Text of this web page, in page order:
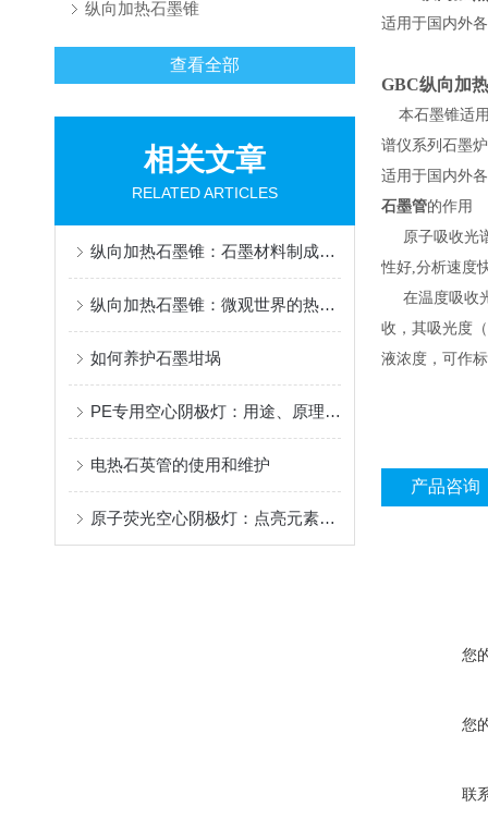
纵向加热石墨锥
查看全部
相关文章
RELATED ARTICLES
纵向加热石墨锥：石墨材料制成的锥形工具
纵向加热石墨锥：微观世界的热力学奇观
如何养护石墨坩埚
PE专用空心阴极灯：用途、原理与安装使用指南
电热石英管的使用和维护
原子荧光空心阴极灯：点亮元素世界的精密灯塔
适用于国内外
GBC纵向加
本石墨锥适用
谱仪系列石墨
适用于国内外
石墨管的作用
原子吸收光谱
性好,分析速度
在温度吸收光
收，其吸光度
液浓度，可作
产品咨询
您
您
联